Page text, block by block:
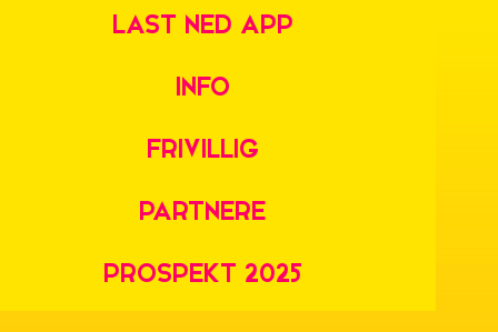
LAST NED APP
INFO
FRIVILLIG
PARTNERE
PROSPEKT 2025
(IE)